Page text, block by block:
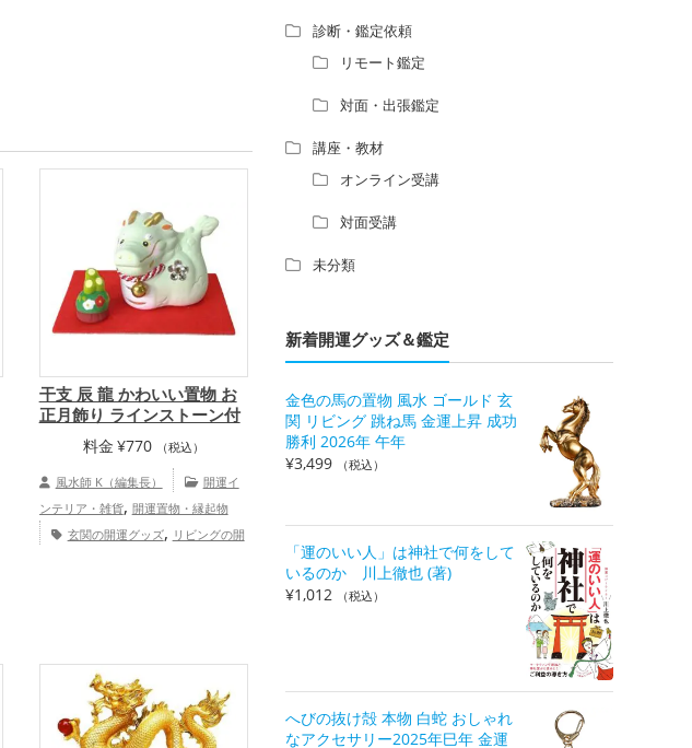
干支 辰 龍 かわいい置物 お
正月飾り ラインストーン付
料金 ¥770 （税込）
風水師 K（編集長）
開運イ
ンテリア・雑貨, 開運置物・縁起物
玄関の開運グッズ, リビングの開
プ,家庭運・家族運アップ,総合運・
全体運アップ
診断・鑑定依頼
リモート鑑定
対面・出張鑑定
講座・教材
オンライン受講
対面受講
未分類
新着開運グッズ＆鑑定
金色の馬の置物 風水 ゴールド 玄
関 リビング 跳ね馬 金運上昇 成功
勝利 2026年 午年
¥3,499 （税込）
「運のいい人」は神社で何をして
いるのか 川上徹也 (著)
¥1,012 （税込）
へびの抜け殻 本物 白蛇 おしゃれ
なアクセサリー2025年巳年 金運